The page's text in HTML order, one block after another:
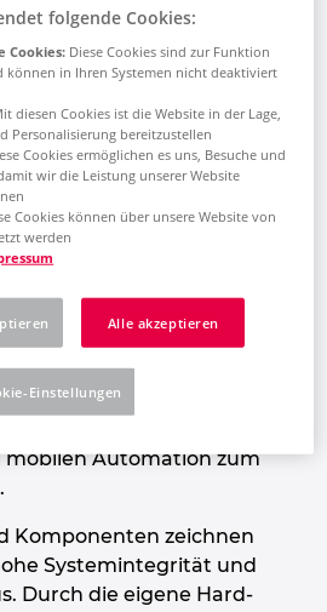
your success.
seit Jahrzehnten für
an
die in
Automation zum
Komponenten zeichnen
Systemintegrität und
Durch die eigene Hard-
folgende Cookies:
Cookies:Diese Cookies sind zur Funktion
können in Ihren Systemen nicht deaktiviert
diesen Cookies ist die Website in der Lage,
Personalisierung bereitzustellen
Cookies ermöglichen es uns, Besuche und
wir die Leistung unserer Website
Cookies können über unsere Website von
werden
Alle akzeptieren
Einstellungen